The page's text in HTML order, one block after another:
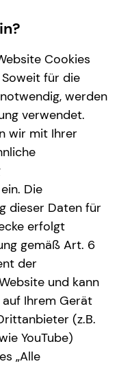
Cookies
für die
werden
verwendet.
wir mit Ihrer
Die
dieser Daten für
erfolgt
gemäß Art. 6
der
und kann
Ihrem Gerät
(z.B.
YouTube)
„Alle